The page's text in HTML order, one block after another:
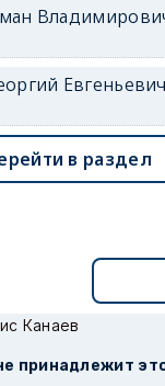
Евгеньевич
в раздел
Канаев
принадлежит